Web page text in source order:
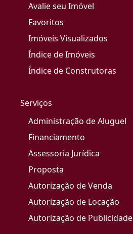
Avalie seu Imóvel
Favoritos
Imóveis Visualizados
Índice de Imóveis
Índice de Construtoras
Serviços
Administração de Aluguel
Financiamento
Assessoria Jurídica
Proposta
Autorização de Venda
Autorização de Locação
Autorização de Publicidade